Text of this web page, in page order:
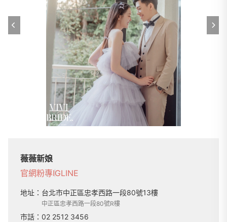
薇薇新娘
官網粉專IGLINE
地址： 台北市中正區忠孝西路一段80號13樓
中正區忠孝西路一段80號R樓
市話： 02 2512 3456